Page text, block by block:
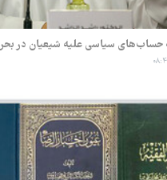
سیاسی علیه شیعیان در